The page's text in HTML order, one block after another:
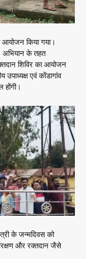
आयोजन किया गया।
अभियान के तहत
शिविर का आयोजन
उपाध्यक्ष एवं कोंडागांव
के जन्मदिवस को
और रक्तदान जैसे